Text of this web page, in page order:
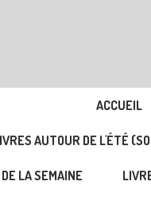
ACCUEIL
AUTOUR DE L'ÉTÉ
LA SEMAINE